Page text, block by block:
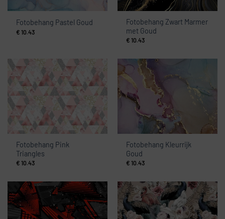
Fotobehang Pastel Goud
€ 10.43
Fotobehang Zwart Marmer
met Goud
€ 10.43
Fotobehang Pink
Triangles
€ 10.43
Fotobehang Kleurrijk
Goud
€ 10.43